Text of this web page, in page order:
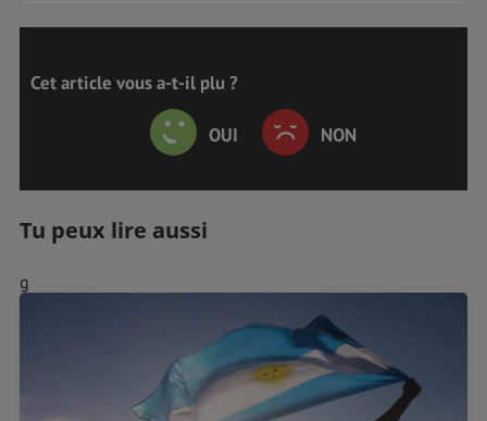
Cet article vous a-t-il plu ?
OUI NON
Tu peux lire aussi
g